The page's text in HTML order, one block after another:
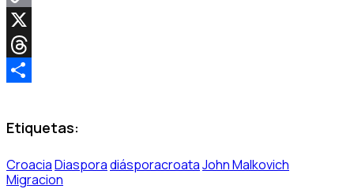
Copy
Link
X
Threads
Etiquetas:
CroaciaDiasporadiásporacroataJohn Malkovich
Migracion